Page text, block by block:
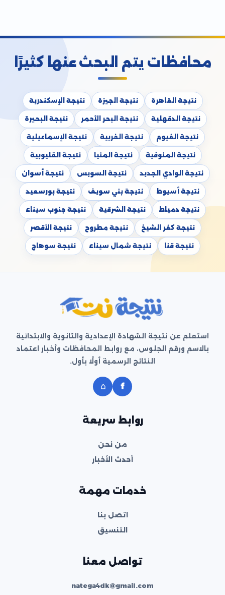
محافظات يتم البحث عنها كثيرًا
نتيجة القاهرة نتيجة الجيزة نتيجة الإسكندرية
نتيجة الدقهلية نتيجة البحر الأحمر نتيجة البحيرة
نتيجة الفيوم نتيجة الغربية نتيجة الإسماعيلية
نتيجة المنوفية نتيجة المنيا نتيجة القليوبية
نتيجة الوادي الجديد نتيجة السويس نتيجة أسوان
نتيجة أسيوط نتيجة بني سويف نتيجة بورسعيد
نتيجة دمياط نتيجة الشرقية نتيجة جنوب سيناء
نتيجة كفر الشيخ نتيجة مطروح نتيجة الأقصر
نتيجة قنا نتيجة شمال سيناء نتيجة سوهاج
استعلم عن نتيجة الشهادة الإعدادية والثانوية والابتدائية
بالاسم ورقم الجلوس، مع روابط المحافظات وأخبار اعتماد
النتائج الرسمية أولًا بأول.
f
⌂
روابط سريعة
من نحن
أحدث الأخبار
خدمات مهمة
اتصل بنا
التنسيق
تواصل معنا
natega4dk@gmail.com